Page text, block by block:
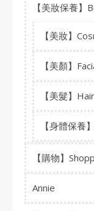
【美妝保養】
【美妝】
【美顏】
【美髮】Hair
【身體保養
【購物】
Annie